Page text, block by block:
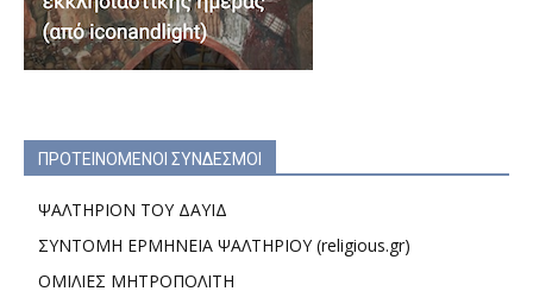
ΠΡΟΤΕΙΝΟΜΕΝΟΙ ΣΥΝΔΕΣΜΟΙ
ΨΑΛΤΗΡΙΟΝ ΤΟΥ ΔΑΥΙΔ
ΣΥΝΤΟΜΗ ΕΡΜΗΝΕΙΑ ΨΑΛΤΗΡΙΟΥ (religious.gr)
ΟΜΙΛΙΕΣ ΜΗΤΡΟΠΟΛΙΤΗ